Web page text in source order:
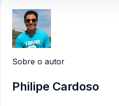
Sobre o autor
Philipe Cardoso